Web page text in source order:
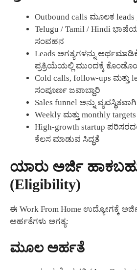
Outbound calls ಮೂಲಕ leads
Telugu / Tamil / Hindi
ಸಂವಹನ
Leads ಅಗತ್ಯಗಳನ್ನು
ಪ್ರಕ್ರಿಯೆಯಲ್ಲಿ ಮುಂದಕ್ಕೆ
Cold calls, follow-ups ಮತ್ತು
ಸಂಪೂರ್ಣ ಜವಾಬ್ದಾರಿ
Sales funnel ಅನ್ನು
Weekly ಮತ್ತು monthly
High-growth startup
ಕೆಲಸ ಮಾಡುವ ಸಿದ್ಧತೆ
ಯಾರು ಅರ್ಜಿ
(Eligibility)
ಈ Work From Home ಉದ್ಯೋಗಕ್ಕೆ
ಅರ್ಹತೆಗಳು ಅಗತ್ಯ:
ಮೂಲ ಅರ್ಹತೆ